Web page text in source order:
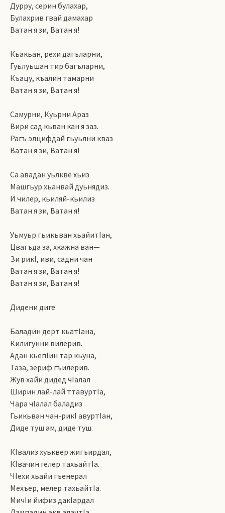
Дурру, серин булахар,
Булахрив гвай дамахар
Ватан я зи, Ватан я!
Кьакьан, рехи дагъларни,
Гуьлуьшан тир багъларни,
Къацу, къалин тамарни
Ватан я зи, Ватан я!
Самурни, Куьрни Араз
Вири сад кьван кан я заз.
Рагъ элцифдай гьуьлни кваз
Ватан я зи, Ватан я!
Са авадан уьлкве хьиз
Машгьур хьанвай дуьнядиз.
И чилер, кьиляй-кьилиз
Ватан я зи, Ватан я!
Уьмуьр гьикьван хьайитIан,
Цвагъда за, хкажна ван—
Зи рикI, иви, садни чан
Ватан я зи, Ватан я!
Ватан я зи, Ватан я!
Дидени диге
Баладин дерт кьатIана,
Килигунни вилерив.
Адан кьепIин тар кьуна,
Таза, зериф гъилерив.
Жув хайи дидед чIалал
Ширин лай-лай ттавуртIа,
Чара чIалал баладиз
Гьикьван чан-рикI авуртIан,
Диде туш ам, диде туш.
КIвализ хуьквер жигъирдал,
КIвачин гелер тахьайтIа.
ЧIехи хьайи гъенерал
Мехъер, мелер тахьайтIа.
МичIи йифиз дакIардал